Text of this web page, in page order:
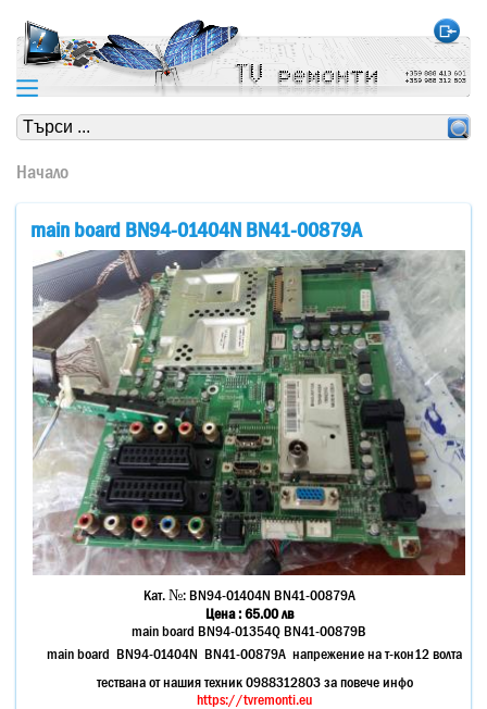
https://www.high-endrolex.com/24
Начало
main board BN94-01404N BN41-00879A
Кат. №:BN94-01404N BN41-00879A
Цена :65.00 лв
main board BN94-01354Q BN41-00879B
main board BN94-01404N BN41-00879A напрежение на т-кон12 волта
тествана от нашия техник 0988312803 за повече инфо
https://tvremonti.eu